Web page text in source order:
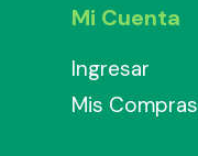
Mi Cuenta
Ingresar
Mis Compras